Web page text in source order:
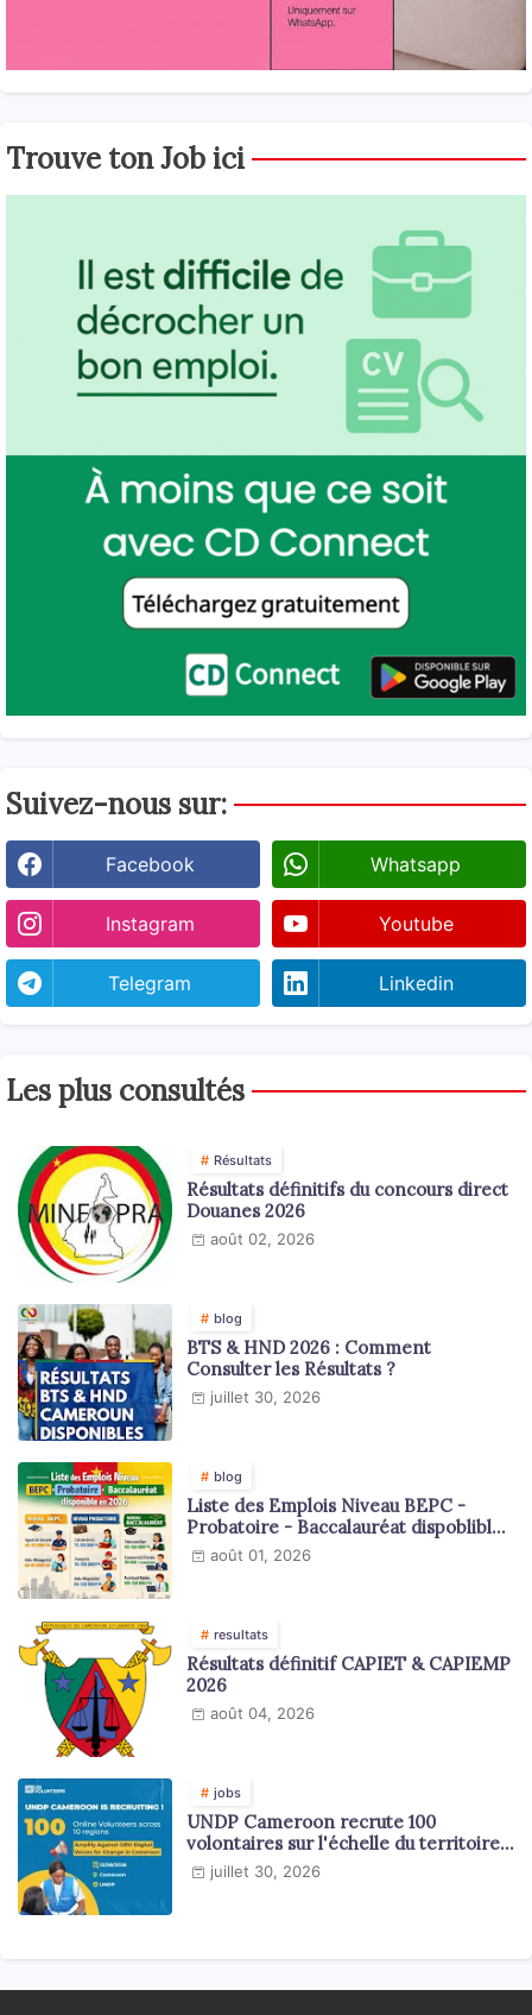
Trouve ton Job ici
Suivez-nous sur:
Facebook Whatsapp
Instagram Youtube
Telegram Linkedin
Les plus consultés
Résultats
Résultats définitifs du concours direct
Douanes 2026
août 02, 2026
blog
BTS & HND 2026 : Comment
Consulter les Résultats ?
juillet 30, 2026
blog
Liste des Emplois Niveau BEPC -
Probatoire - Baccalauréat dispoblible
en 2026
août 01, 2026
resultats
Résultats définitif CAPIET & CAPIEMP
2026
août 04, 2026
jobs
UNDP Cameroon recrute 100
volontaires sur l'échelle du territoire
national
juillet 30, 2026